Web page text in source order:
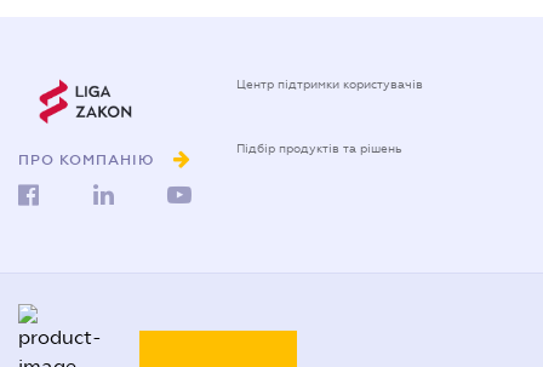
ПРО КОМПАНІЮ
Центр підтримки користувачів
Підбір продуктів та рішень